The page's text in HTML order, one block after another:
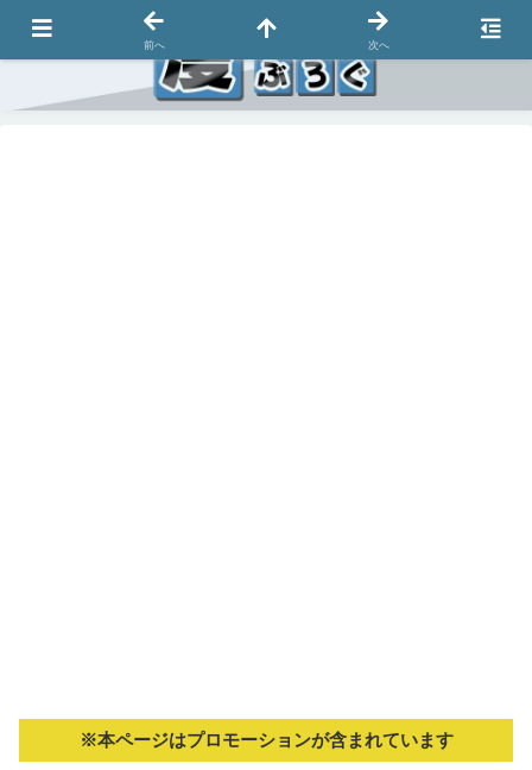
※本ページはプロモーションが含まれています
前へ 次へ